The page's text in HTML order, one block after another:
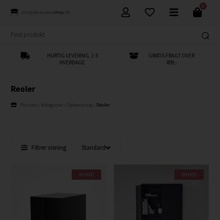
0
HURTIG LEVERING, 1-3
HVERDAGE
GRATIS FRAGT OVER
499,-
Reoler
Forside Kategorier »Opbevaring Reoler
Filtrer visning
NYHED NYHED